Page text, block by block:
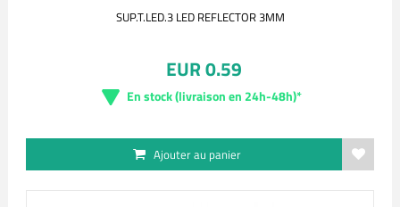
SUP.T.LED.3 LED REFLECTOR 3MM
EUR 0.59
En stock (livraison en 24h-48h)*
Ajouter au panier